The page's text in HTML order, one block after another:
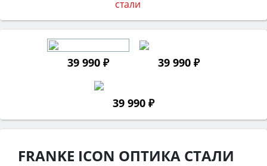
39 990 ₽ 39 990 ₽
39 990 ₽
FRANKE ICON ОПТИКА СТАЛИ